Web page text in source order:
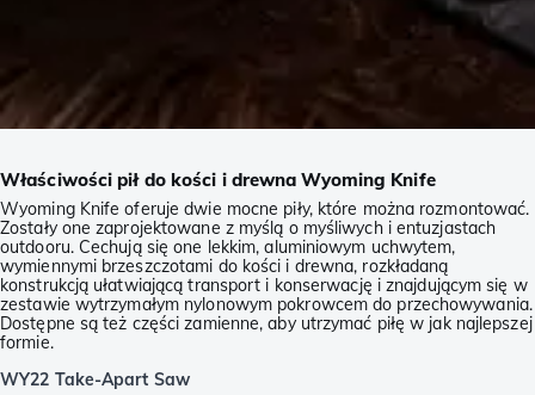
Właściwości pił do kości i drewna Wyoming Knife
Wyoming Knife oferuje dwie mocne piły, które można rozmontować.
Zostały one zaprojektowane z myślą o myśliwych i entuzjastach
outdooru. Cechują się one lekkim, aluminiowym uchwytem,
wymiennymi brzeszczotami do kości i drewna, rozkładaną
konstrukcją ułatwiającą transport i konserwację i znajdującym się w
zestawie wytrzymałym nylonowym pokrowcem do przechowywania.
Dostępne są też części zamienne, aby utrzymać piłę w jak najlepszej
formie.
WY22 Take-Apart Saw